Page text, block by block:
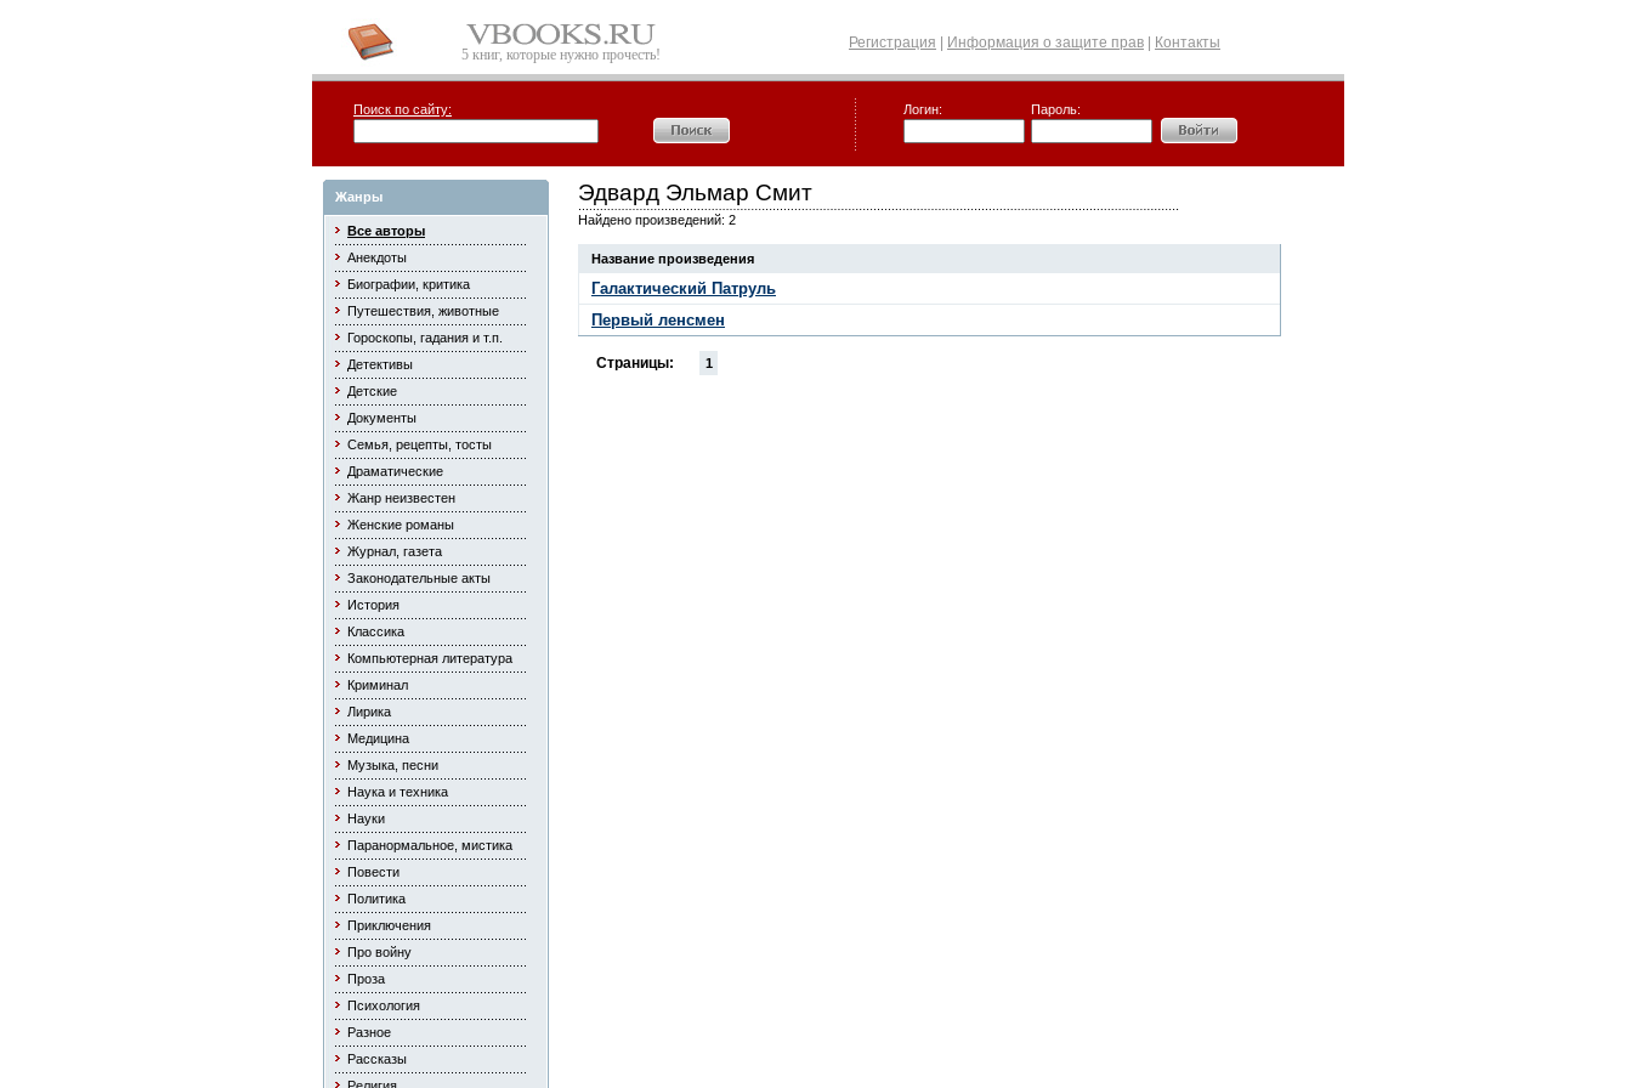
5 книг, которые нужно прочесть!
Регистрация Информация о защите прав Контакты
Поиск по сайту: Логин: Пароль:
Жанры
Все авторы
Анекдоты
Биографии, критика
Путешествия, животные
Гороскопы, гадания и т.п.
Детективы
Детские
Документы
Семья, рецепты, тосты
Драматические
Жанр неизвестен
Женские романы
Журнал, газета
Законодательные акты
История
Классика
Компьютерная литература
Криминал
Лирика
Медицина
Музыка, песни
Наука и техника
Науки
Паранормальное, мистика
Повести
Политика
Приключения
Про войну
Проза
Психология
Разное
Рассказы
Эдвард Эльмар Смит
Найдено произведений: 2
Название произведения
Галактический Патруль
Первый ленсмен
Страницы: 1